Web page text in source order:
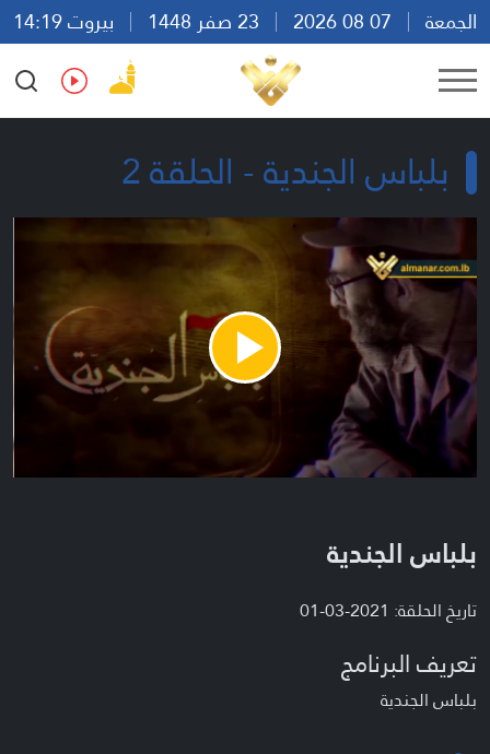
الجمعة
بيروت 14:19
Ar
En Fr Es
بلباس الجندية - الحلقة 2
Play
Video
بلباس الجندية
تاريخ الحلقة: 2021-03-01
تعريف البرنامج
بلباس الجندية